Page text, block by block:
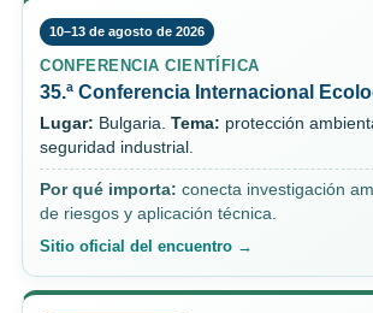
10–13 de agosto de 2026
CONFERENCIA CIENTÍFICA
35.ª Conferencia Internacional
Lugar: Bulgaria. Tema: protección
seguridad industrial.
Por qué importa: conecta investigación
de riesgos y aplicación técnica.
Sitio oficial del encuentro →